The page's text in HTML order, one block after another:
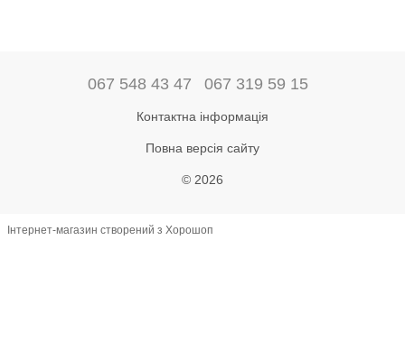
067 548 43 47 067 319 59 15
Контактна інформація
Повна версія сайту
© 2026
Інтернет-магазин створений з Хорошоп